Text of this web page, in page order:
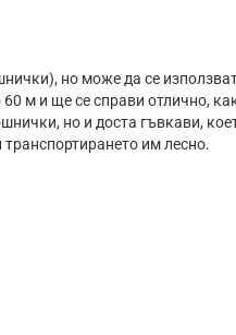
но може да се
м и ще се справи отлично,
но и доста гъвкави,
им лесно.